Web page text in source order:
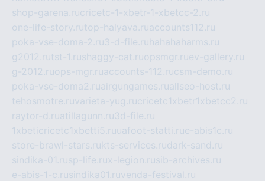
shop-garena.rucricetc-1-xbetr-1-xbetcc-2.ru
one-life-story.rutop-halyava.ruaccounts112.ru
poka-vse-doma-2.ru3-d-file.ru hahahaharms.ru
g2012.rutst-1.rushaggy-cat.ruopsmgr.ruev-gallery.ru
g-2012.ruops-mgr.ruaccounts-112.rucsm-demo.ru
poka-vse-doma2.ruairgungames.ruallseo-host.ru
tehosmotre.ruvarieta-yug.rucricetc1xbetr1xbetcc2.ru
raytor-d.ruatillagunn.ru3d-file.ru
1xbeticricetc1xbetti5.ruuafoot-statti.rue-abis1c.ru
store-brawl-stars.rukts-services.rudark-sand.ru
sindika-01.rusp-life.rux-legion.rusib-archives.ru
e-abis-1-c.rusindika01.ruvenda-festival.ru